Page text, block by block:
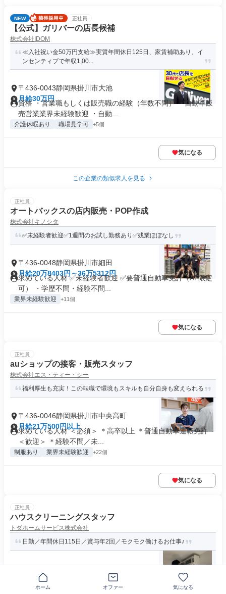
NEW 正社員
【公式】ガリバーの店長候補
株式会社IDOM
≪入社祝い金50万円支給≫実質年間休日125日、家賃補助あり、イ
ンセンティブで年収1,00...
〒436-0043静岡県掛川市大池
月給30万円
資格 ・営業職もしくは販売職の経験（年数不問） ・自動車販
売営業業界未経験歓迎 ・自動...
介護休暇あり 職場見学可 +5個
気になる
この企業の類似求人を見る
正社員
オートバックスの店内販売・POP作成
株式会社キノシタ
✅未経験者歓迎✅1週間のお試し勤務あり✅残業ほぼなし
〒436-0048静岡県掛川市細田
月給20万8403円～36万5312円
求めている人材 ✅未経験者歓迎 ✅要普通自動車免許（AT限定
可） ・学歴不問・経験不問...
業界未経験歓迎 +11個
気になる
正社員
auショップの接客・販売スタッフ
株式会社エス・ティー・シー
福利厚生も充実！この転職で環境もスキルも自分自身も変えられる
〒436-0046静岡県掛川市中央高町
月給21万500円以上
求めている人材 ＜必須＞ ＊高卒以上 ＊普通自動車運転免許
＜歓迎＞ ＊経験不問／未...
制服あり 業界未経験歓迎 +22個
気になる
正社員
ハウスクリーニングスタッフ
トダホームサービス株式会社
日勤／年間休日115日／賞与年2回／モクモク働けるお仕事♪
月給23万円以上
求めている人材 ・要普通自動車免許 ・未経験歓迎 ・学歴不問
ホーム オファー 気になる